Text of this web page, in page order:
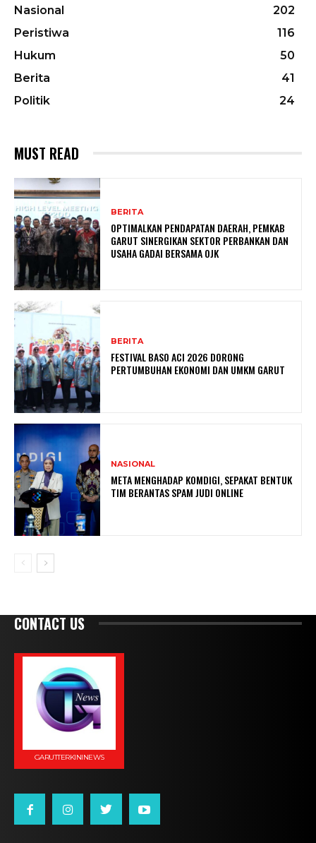
Nasional
202
Peristiwa
116
Hukum
50
Berita
41
Politik
24
MUST READ
BERITA
OPTIMALKAN PENDAPATAN DAERAH, PEMKAB
GARUT SINERGIKAN SEKTOR PERBANKAN DAN
USAHA GADAI BERSAMA OJK
BERITA
FESTIVAL BASO ACI 2026 DORONG
PERTUMBUHAN EKONOMI DAN UMKM GARUT
NASIONAL
META MENGHADAP KOMDIGI, SEPAKAT BENTUK
TIM BERANTAS SPAM JUDI ONLINE
CONTACT US
GARUTTERKININEWS